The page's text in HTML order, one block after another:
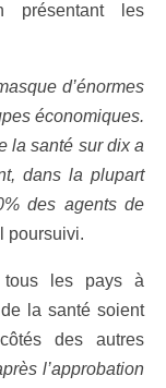
présentant les
d’énormes
économiques.
la santé sur dix a
dans la plupart
des agents de
poursuivi.
tous les pays à
la santé soient
des autres
l’approbation